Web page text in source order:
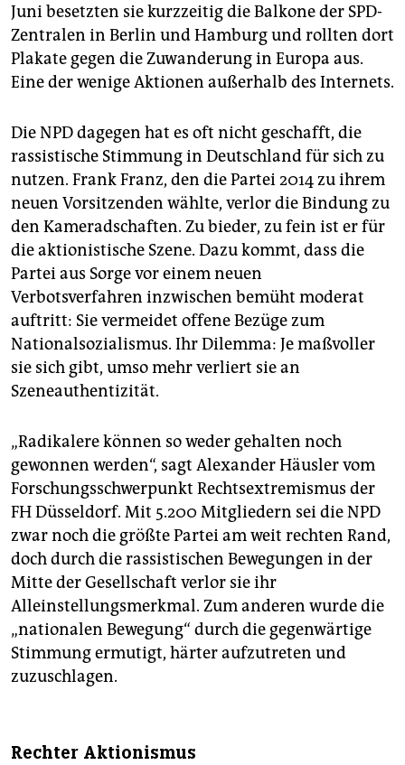
Juni besetzten sie kurzzeitig die Balkone der SPD-
Zentralen in Berlin und Hamburg und rollten dort
Plakate gegen die Zuwanderung in Europa aus.
Eine der wenige Aktionen außerhalb des Internets.
Die NPD dagegen hat es oft nicht geschafft, die
rassistische Stimmung in Deutschland für sich zu
nutzen. Frank Franz, den die Partei 2014 zu ihrem
neuen Vorsitzenden wählte, verlor die Bindung zu
den Kameradschaften. Zu bieder, zu fein ist er für
die aktionistische Szene. Dazu kommt, dass die
Partei aus Sorge vor einem neuen
Verbotsverfahren inzwischen bemüht moderat
auftritt: Sie vermeidet offene Bezüge zum
Nationalsozialismus. Ihr Dilemma: Je maßvoller
sie sich gibt, umso mehr verliert sie an
Szeneauthentizität.
„Radikalere können so weder gehalten noch
gewonnen werden“, sagt Alexander Häusler vom
Forschungsschwerpunkt Rechtsextremismus der
FH Düsseldorf. Mit 5.200 Mitgliedern sei die NPD
zwar noch die größte Partei am weit rechten Rand,
doch durch die rassistischen Bewegungen in der
Mitte der Gesellschaft verlor sie ihr
Alleinstellungsmerkmal. Zum anderen wurde die
„nationalen Bewegung“ durch die gegenwärtige
Stimmung ermutigt, härter aufzutreten und
zuzuschlagen.
Rechter Aktionismus